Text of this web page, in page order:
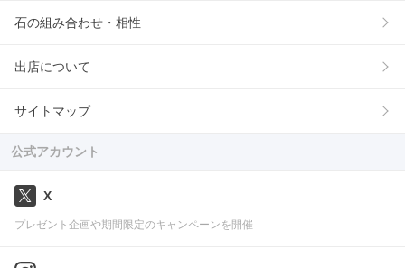
石の組み合わせ・相性
出店について
サイトマップ
公式アカウント
X
プレゼント企画や期間限定のキャンペーンを開催